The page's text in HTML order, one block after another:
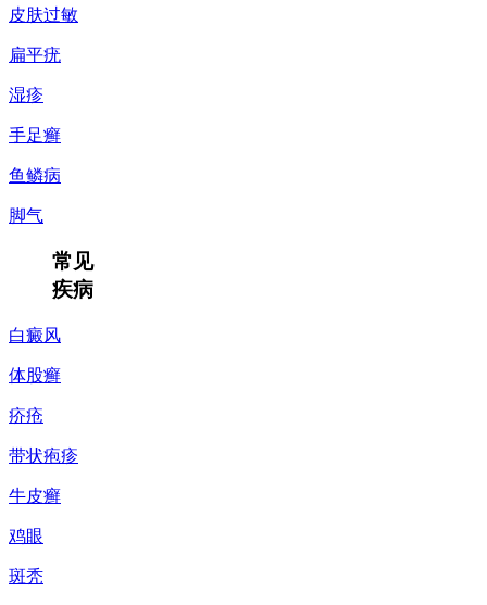
皮肤过敏
扁平疣
湿疹
手足癣
鱼鳞病
脚气
常见
疾病
白癜风
体股癣
疥疮
带状疱疹
牛皮癣
鸡眼
斑秃